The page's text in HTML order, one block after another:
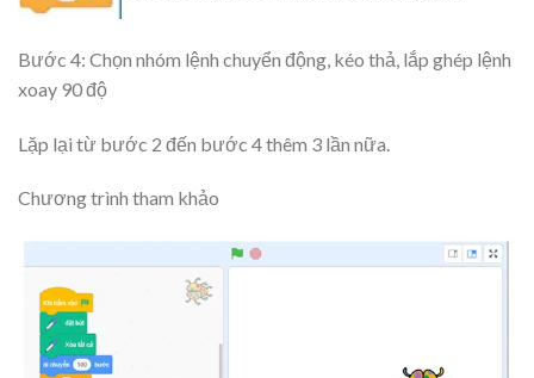
Bước 4: Chọn nhóm lệnh chuyển động, kéo thả, lắp ghép lệnh
xoay 90 độ
Lặp lại từ bước 2 đến bước 4 thêm 3 lần nữa.
Chương trình tham khảo